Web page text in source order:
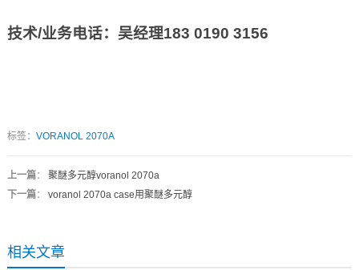
技术/业务电话：吴经理183 0190 3156
标签： VORANOL 2070A
上一篇： 聚醚多元醇voranol 2070a
下一篇： voranol 2070a case用聚醚多元醇
相关文章